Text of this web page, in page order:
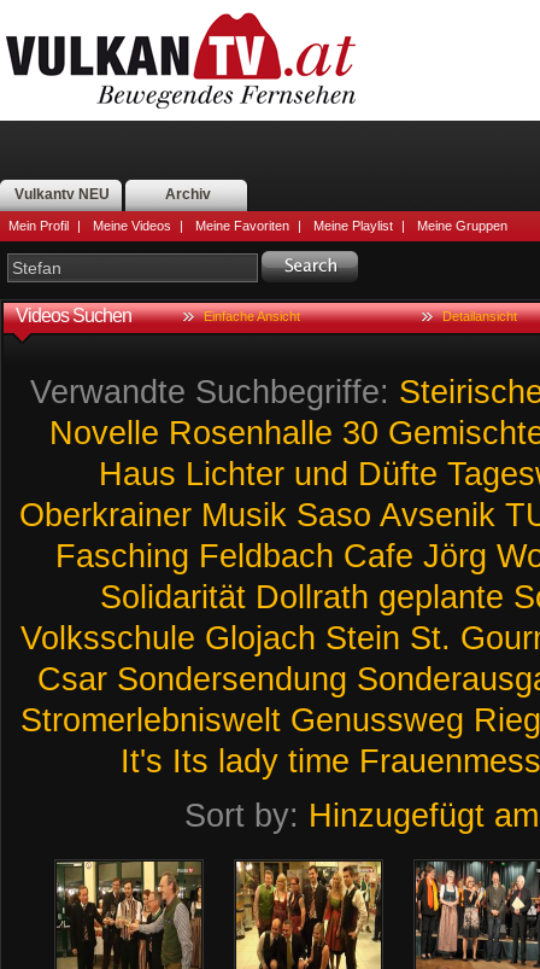
Vulkantv NEU Archiv
Mein Profil | Meine Videos | Meine Favoriten | Meine Playlist | Meine Gruppen
Videos Suchen Einfache Ansicht Detailansicht
Verwandte Suchbegriffe:
Novelle Rosenhalle 30
Haus Lichter und Düfte
Oberkrainer Musik Saso Avsenik
Fasching Feldbach Cafe Jörg
Solidarität Dollrath geplante
Volksschule Glojach Stein St.
Csar Sondersendung
Stromerlebniswelt Genussweg
It's Its lady time
Sort by: Hinzugefügt am